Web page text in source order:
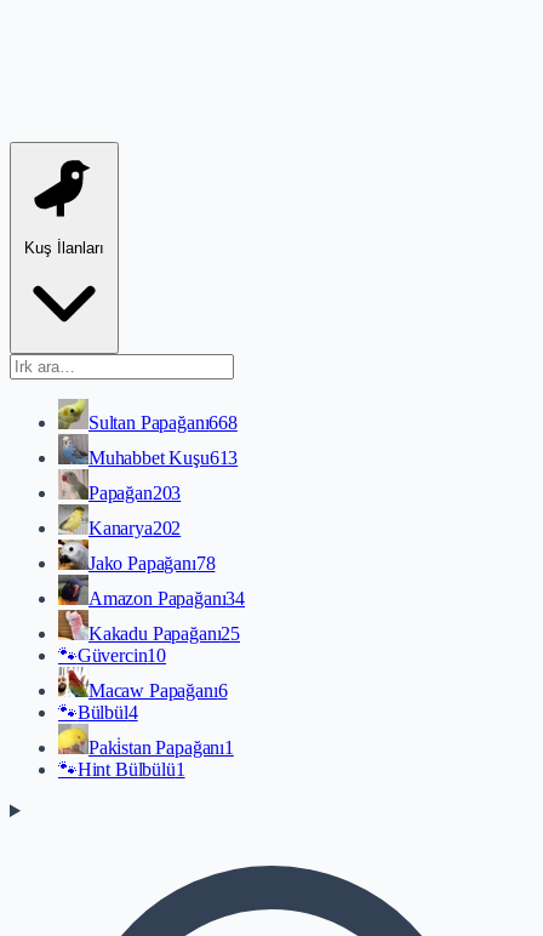
Kuş İlanları
Sultan Papağanı668
Muhabbet Kuşu613
Papağan203
Kanarya202
Jako Papağanı78
Amazon Papağanı34
Kakadu Papağanı25
🐾Güvercin10
Macaw Papağanı6
🐾Bülbül4
Paki̇stan Papağanı1
🐾Hint Bülbülü1